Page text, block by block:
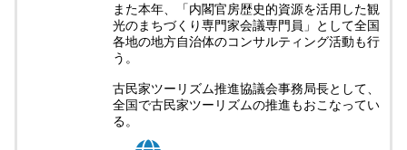
また本年、「内閣官房歴史的資源を活用した観
光のまちづくり専門家会議専門員」として全国
各地の地方自治体のコンサルティング活動も行
う。
古民家ツーリズム推進協議会事務局長として、
全国で古民家ツーリズムの推進もおこなってい
る。